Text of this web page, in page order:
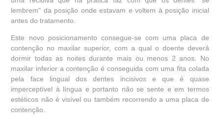
lembrem" da posição onde estavam e voltem à posição inicial
antes do tratamento.
Este novo posicionamento consegue-se com uma placa de
contenção no maxilar superior, com a qual o doente deverá
dormir todas as noites durante mais ou menos 2 anos. No
maxilar inferior a contenção é conseguida com uma fita colada
pela face lingual dos dentes incisivos e que é quase
imperceptível à língua e portanto não se sente e em termos
estéticos não é visível ou também recorrendo a uma placa de
contenção.